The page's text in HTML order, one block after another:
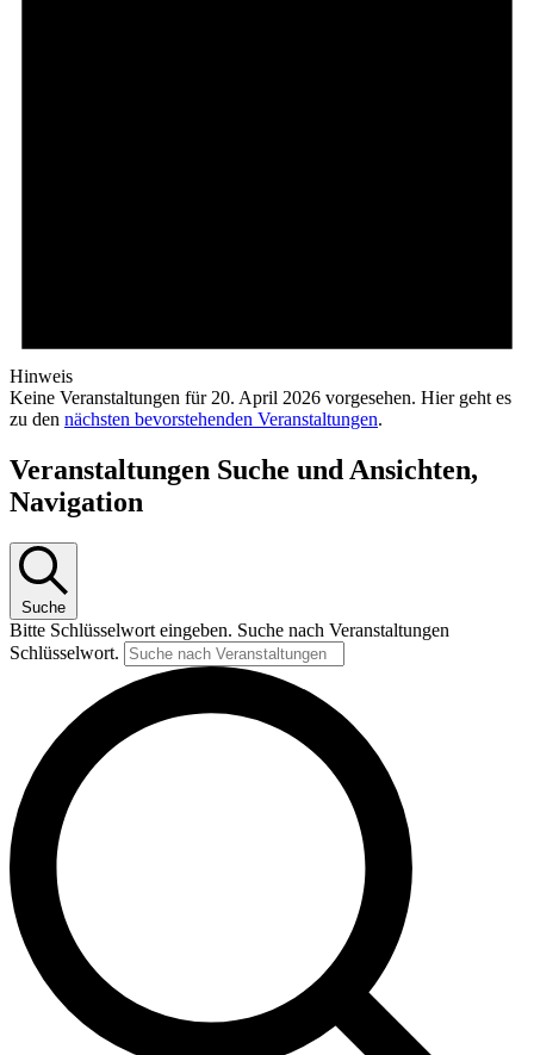
Hinweis
Keine Veranstaltungen für 20. April 2026 vorgesehen. Hier geht es
zu den nächsten bevorstehenden Veranstaltungen.
Veranstaltungen Suche und Ansichten,
Navigation
Suche
Bitte Schlüsselwort eingeben. Suche nach Veranstaltungen
Schlüsselwort.